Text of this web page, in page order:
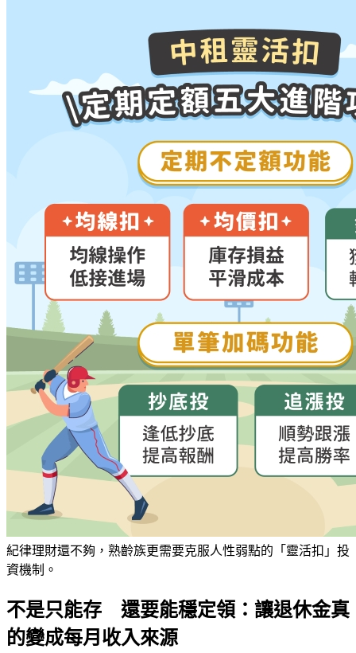
紀律理財還不夠，熟齡族更需要克服人性弱點的「靈活扣」投
資機制。
不是只能存 還要能穩定領：讓退休金真
的變成每月收入來源